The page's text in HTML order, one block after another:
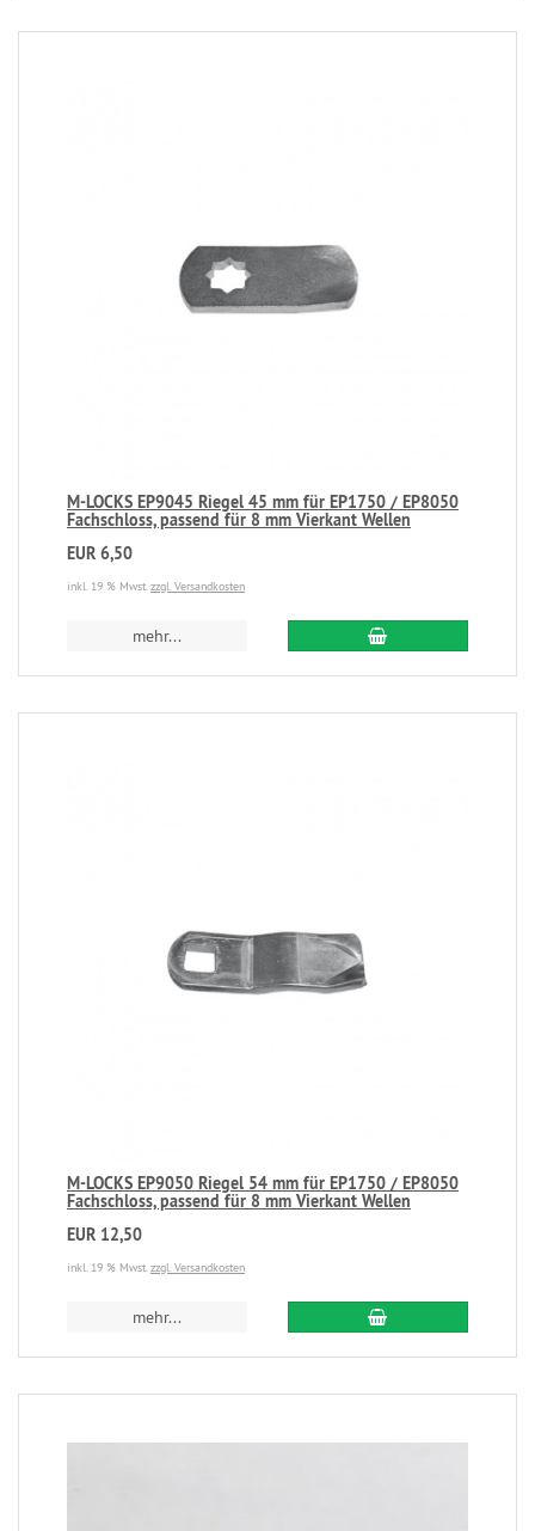
M-LOCKS EP9045 Riegel 45 mm für EP1750 / EP8050
Fachschloss, passend für 8 mm Vierkant Wellen
EUR 6,50
inkl. 19 % Mwst.zzgl. Versandkosten
mehr...
M-LOCKS EP9050 Riegel 54 mm für EP1750 / EP8050
Fachschloss, passend für 8 mm Vierkant Wellen
EUR 12,50
inkl. 19 % Mwst.zzgl. Versandkosten
mehr...